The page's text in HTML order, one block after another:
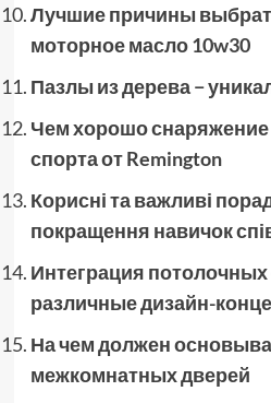
Лучшие причины
моторное масло 10w30
Пазлы из дерева −
Чем хорошо снаряжение
спорта от Remington
Корисні та важливі
покращення навичок
Интеграция
различные дизайн-
На чем должен
межкомнатных дверей